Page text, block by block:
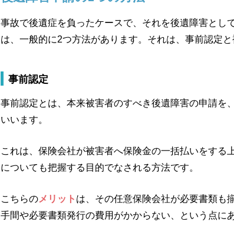
事故で後遺症を負ったケースで、それを後遺障害とし
は、一般的に2つ方法があります。それは、事前認定と
事前認定
事前認定とは、本来被害者のすべき後遺障害の申請を、
いいます。
これは、保険会社が被害者へ保険金の一括払いをする
についても把握する目的でなされる方法です。
こちらのメリット は、その任意保険会社が必要書類も
手間や必要書類発行の費用がかからない、という点に